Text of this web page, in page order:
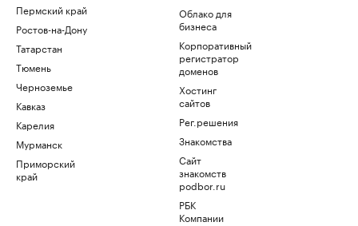
Пермский край
Ростов-на-Дону
Татарстан
Тюмень
Черноземье
Кавказ
Карелия
Мурманск
Приморский
край
Облако для
бизнеса
Корпоративный
регистратор
доменов
Хостинг
сайтов
Рег.решения
Знакомства
Сайт
знакомств
podbor.ru
РБК
Компании